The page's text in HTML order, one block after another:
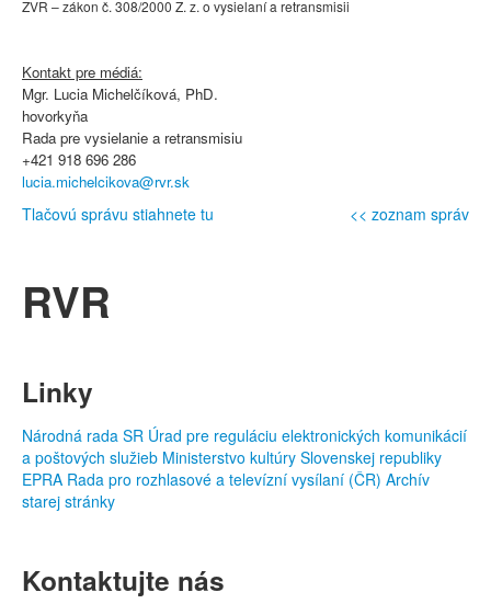
ZVR – zákon č. 308/2000 Z. z. o vysielaní a retransmisii
Kontakt pre médiá:
Mgr. Lucia Michelčíková, PhD.
hovorkyňa
Rada pre vysielanie a retransmisiu
+421 918 696 286
lucia.michelcikova@rvr.sk
Tlačovú správu stiahnete tu << zoznam správ
RVR
Linky
Národná rada SR Úrad pre reguláciu elektronických komunikácií
a poštových služieb Ministerstvo kultúry Slovenskej republiky
EPRA Rada pro rozhlasové a televízní vysílaní (ČR) Archív
starej stránky
Kontaktujte nás